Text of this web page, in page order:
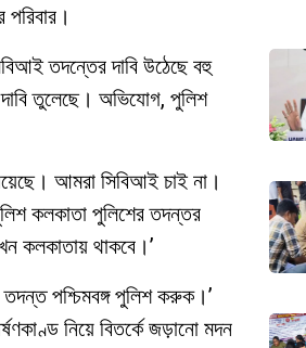
তদন্তের দাবি উঠেছে বহু
তুলেছে। অভিযোগ, পুলিশ
আমরা সিবিআই চাই না।
কলকাতা পুলিশের তদন্তর
কলকাতায় থাকবে।’
পশ্চিমবঙ্গ পুলিশ করুক।’
নিয়ে বিতর্কে জড়ানো মদন